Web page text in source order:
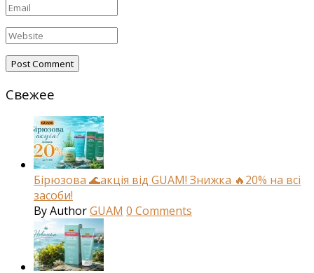
Свежее
Бірюзова 🌊акція від GUAM! Знижка 🔥20% на всі
засоби!
ByAuthorGUAM 0 Comments